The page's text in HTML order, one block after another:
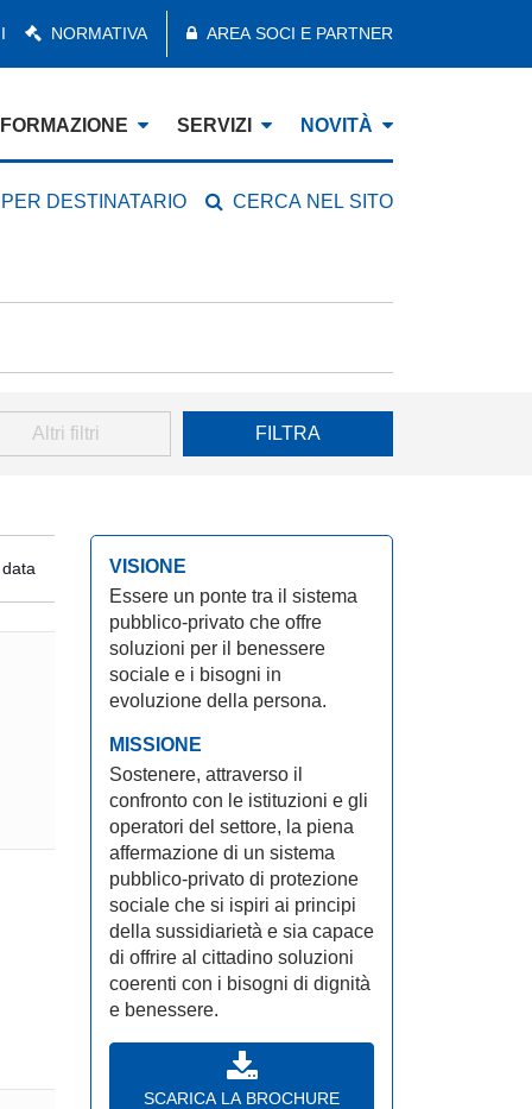
NORMATIVA AREA SOCI E PARTNER
FORMAZIONE SERVIZI NOVITÀ
DESTINATARIO CERCA NEL SITO
Altri filtri FILTRA
VISIONE
Essere un ponte tra il sistema
pubblico-privato che offre
soluzioni per il benessere
sociale e i bisogni in
evoluzione della persona.
MISSIONE
Sostenere, attraverso il
confronto con le istituzioni e gli
operatori del settore, la piena
affermazione di un sistema
pubblico-privato di protezione
sociale che si ispiri ai principi
della sussidiarietà e sia capace
di offrire al cittadino soluzioni
coerenti con i bisogni di dignità
e benessere.
SCARICA LA BROCHURE